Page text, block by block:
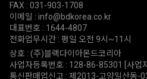
FAX : 031-903-1708
이메일 : info@bdkorea.co.kr
대표번호 : 1644-4807
전화업무시간 : 평일 오전 9시~11시
상호 : (주)블랙다이아몬드코리아
사업자등록번호 : 128-86-85301
[사업
통신판매업신고 : 제2013-고양일산동-